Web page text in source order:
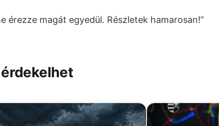
érezze magát egyedül. Részletek hamarosan!”